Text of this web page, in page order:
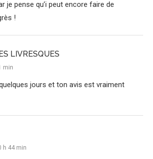
je pense qu’i peut encore faire de
!
LIVRESQUES
min
jours et ton avis est vraiment
h 44 min